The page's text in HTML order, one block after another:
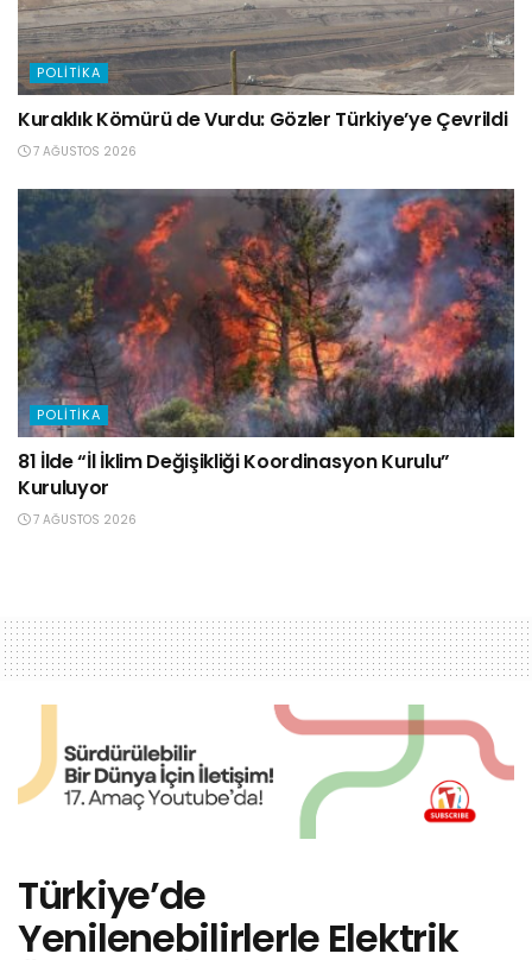
POLITIKA
Kuraklık Kömürü de Vurdu: Gözler Türkiye’ye Çevrildi
7 AĞUSTOS 2026
POLITIKA
81 İlde “İl İklim Değişikliği Koordinasyon Kurulu”
Kuruluyor
7 AĞUSTOS 2026
Türkiye’de
Yenilenebilirlerle Elektrik